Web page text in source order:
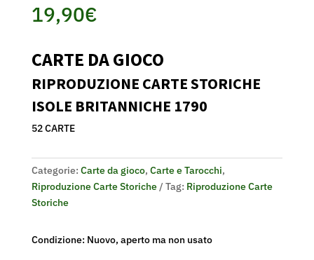
19,90€
CARTE DA GIOCO
RIPRODUZIONE CARTE STORICHE
ISOLE BRITANNICHE 1790
52 CARTE
Categorie: Carte da gioco, Carte e Tarocchi,
Riproduzione Carte Storiche
Tag: Riproduzione Carte
Storiche
Condizione: Nuovo, aperto ma non usato